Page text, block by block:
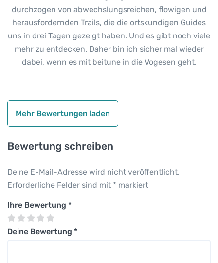
durchzogen von abwechslungsreichen, flowigen und
herausfordernden Trails, die die ortskundigen Guides
uns in drei Tagen gezeigt haben. Und es gibt noch viele
mehr zu entdecken. Daher bin ich sicher mal wieder
dabei, wenn es mit beitune in die Vogesen geht.
Mehr Bewertungen laden
Bewertung schreiben
Deine E-Mail-Adresse wird nicht veröffentlicht.
Erforderliche Felder sind mit * markiert
Ihre Bewertung *
Deine Bewertung *